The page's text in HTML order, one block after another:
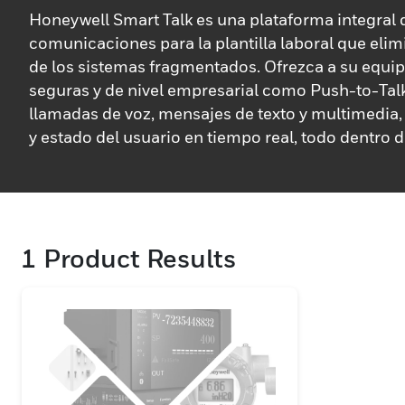
Honeywell Smart Talk es una plataforma integral
comunicaciones para la plantilla laboral que
de los sistemas fragmentados. Ofrezca a su
seguras y de nivel empresarial como Push-to-
llamadas de voz, mensajes de texto y
y estado del usuario en tiempo real, todo dentro
almacenes, centros de distribución y entornos
demandas de la plantilla laboral móvil.
1 Product Results